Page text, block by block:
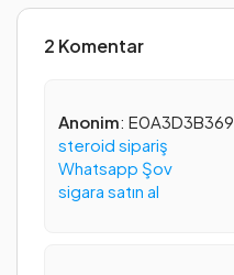
2 Komentar
Anonim: E0A3D3B369
steroid sipariş
Whatsapp Şov
sigara satın al